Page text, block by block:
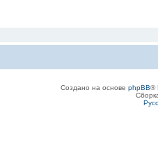
Создано на основе phpBB®